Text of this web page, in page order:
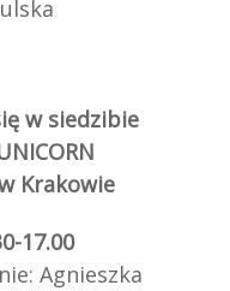
w siedzibie
Krakowie
17.00
Agnieszka